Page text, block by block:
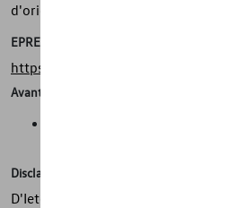
d'origine (TPMS).
EPREL
https://eprel.ec.europa.eu/screen/
Avantages
Disclaimer
D'Ieteren Automotive ne peut être